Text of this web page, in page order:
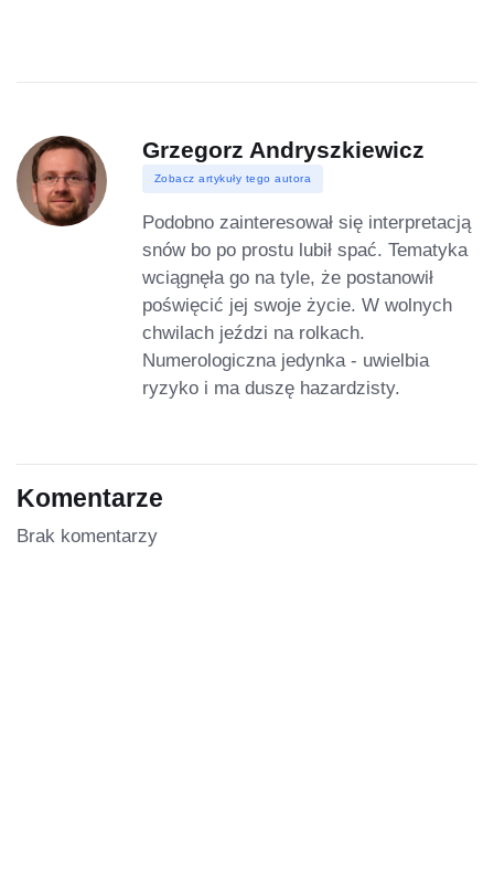
Grzegorz Andryszkiewicz
Zobacz artykuły tego autora
Podobno zainteresował się interpretacją
snów bo po prostu lubił spać. Tematyka
wciągnęła go na tyle, że postanowił
poświęcić jej swoje życie. W wolnych
chwilach jeździ na rolkach.
Numerologiczna jedynka - uwielbia
ryzyko i ma duszę hazardzisty.
Komentarze
Brak komentarzy